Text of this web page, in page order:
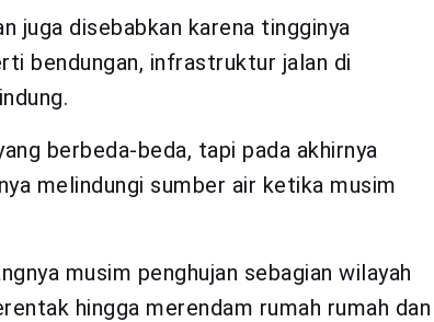
juga disebabkan karena tingginya
bendungan, infrastruktur jalan di
berbeda-beda, tapi pada akhirnya
melindungi sumber air ketika musim
musim penghujan sebagian wilayah
hingga merendam rumah rumah dan